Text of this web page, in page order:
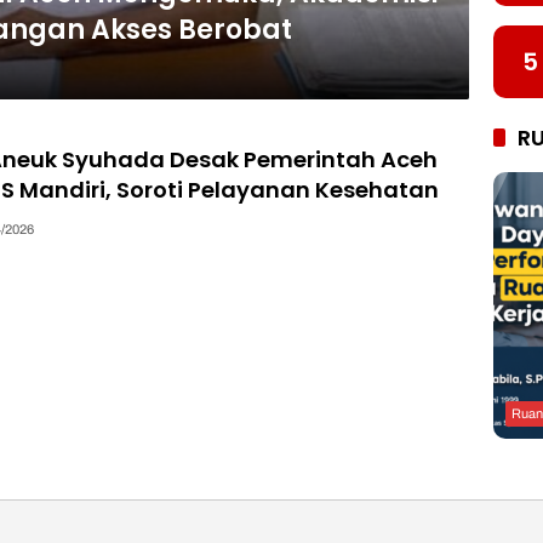
Akses Berobat
Syuhada Desak Pemerintah Aceh
Mandiri, Soroti Pelayanan Kesehatan
2026
5